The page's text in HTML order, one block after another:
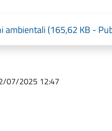
ambientali (165,62 KB -
07/2025 12:47